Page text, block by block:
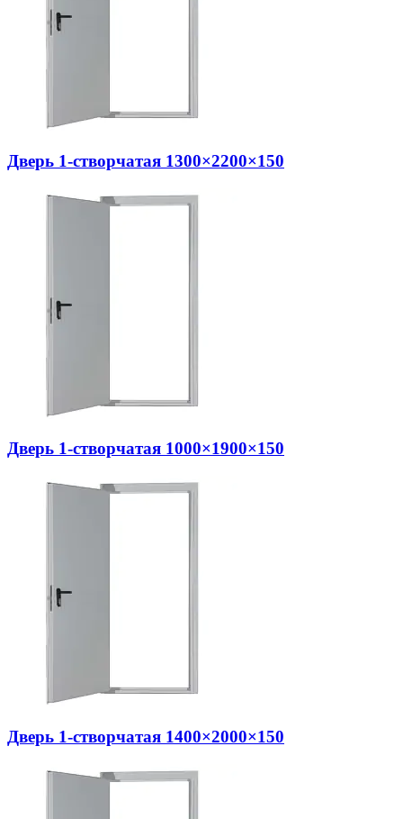
Дверь 1-створчатая 1300×2200×150
Дверь 1-створчатая 1000×1900×150
Дверь 1-створчатая 1400×2000×150